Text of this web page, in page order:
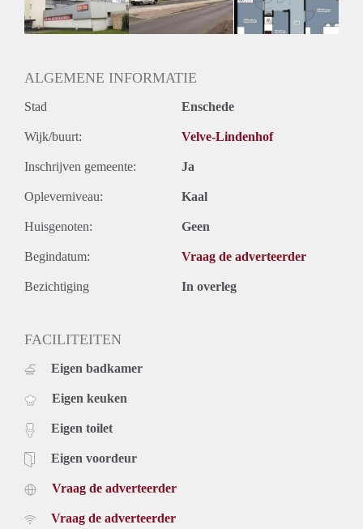
ALGEMENE INFORMATIE
Stad Enschede
Wijk/buurt: Velve-Lindenhof
Inschrijven gemeente: Ja
Opleverniveau: Kaal
Huisgenoten: Geen
Begindatum: Vraag de adverteerder
Bezichtiging In overleg
FACILITEITEN
Eigen badkamer
Eigen keuken
Eigen toilet
Eigen voordeur
Vraag de adverteerder
Vraag de adverteerder